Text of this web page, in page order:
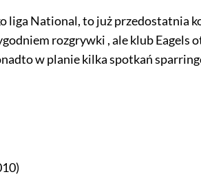
liga National, to już przedostatnia
rozgrywki , ale klub Eagels
w planie kilka spotkań